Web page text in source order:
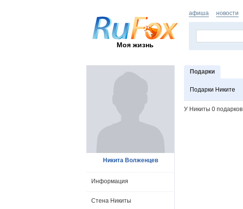
Моя жизнь
афиша новости
Подарки
Подарки Никите
У Никиты 0 подарков
Никита Волженцев
Информация
Стена Никиты